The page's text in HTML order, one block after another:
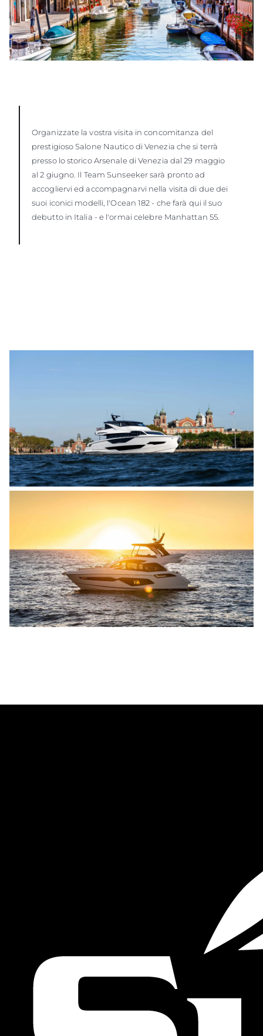
Organizzate la vostra visita in concomitanza del
prestigioso Salone Nautico di Venezia che si terrà
presso lo storico Arsenale di Venezia dal 29 maggio
al 2 giugno. Il Team Sunseeker sarà pronto ad
accogliervi ed accompagnarvi nella visita di due dei
suoi iconici modelli, l'Ocean 182 - che farà qui il suo
debutto in Italia - e l'ormai celebre Manhattan 55.